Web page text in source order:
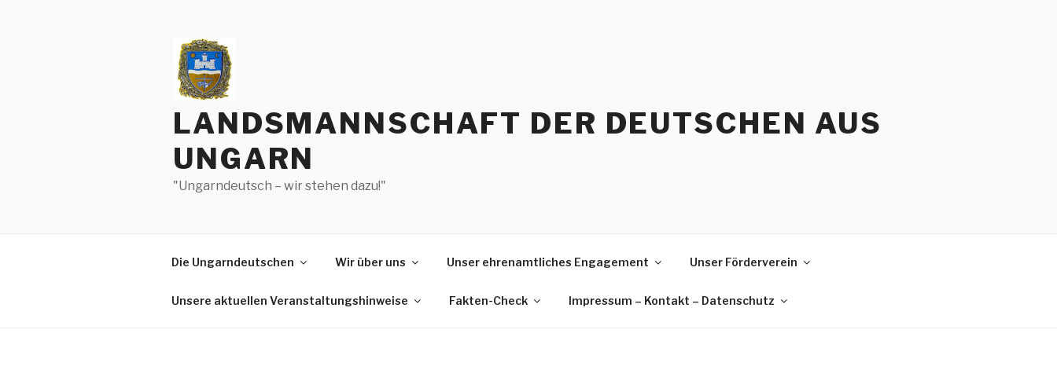
LANDSMANNSCHAFT DER DEUTSCHEN AUS
UNGARN
"Ungarndeutsch – wir stehen dazu!"
Die Ungarndeutschen Wir über uns Unser ehrenamtliches Engagement Unser Förderverein
Unsere aktuellen Veranstaltungshinweise Fakten-Check Impressum – Kontakt – Datenschutz